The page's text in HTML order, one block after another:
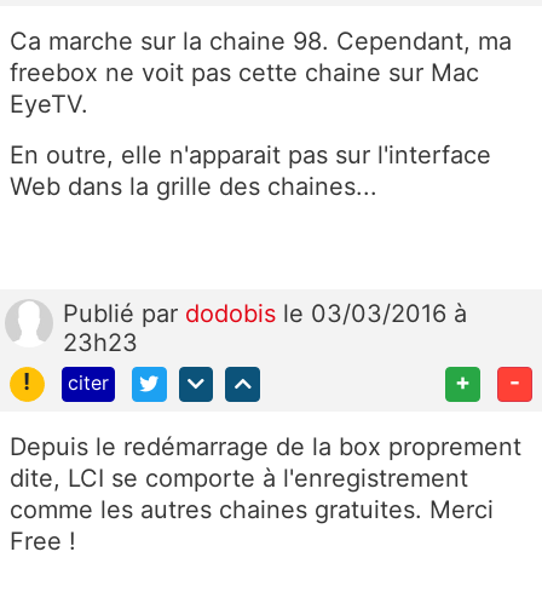
Ca marche sur la chaine 98. Cependant, ma
freebox ne voit pas cette chaine sur Mac
EyeTV.
En outre, elle n'apparait pas sur l'interface
Web dans la grille des chaines...
Publié par dodobis le 03/03/2016 à
23h23
!
citer + -
Depuis le redémarrage de la box proprement
dite, LCI se comporte à l'enregistrement
comme les autres chaines gratuites. Merci
Free !